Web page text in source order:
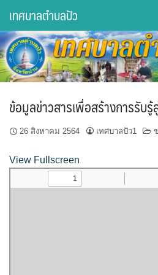
content
DWQA Ask Question
DWQA Questions
กองการศึกษา
เทศบาลตำบลปัว
ข้อมูลข่าวสารเพื่อสร้างการรั
26 สิงหาคม 2564 เทศบาลปัว1
View Fullscreen